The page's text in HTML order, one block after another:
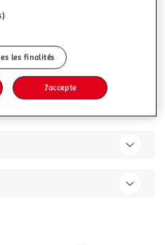
les finalités
J'accepte